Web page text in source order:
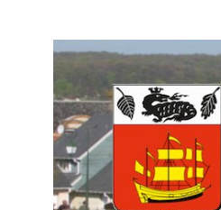
contenu